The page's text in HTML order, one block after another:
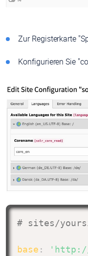
Zur Registerkarte
Konfigurieren Sie
# sites/
base :